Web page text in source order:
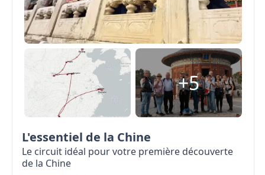
+5
L'essentiel de la Chine
Le circuit idéal pour votre première découverte
de la Chine